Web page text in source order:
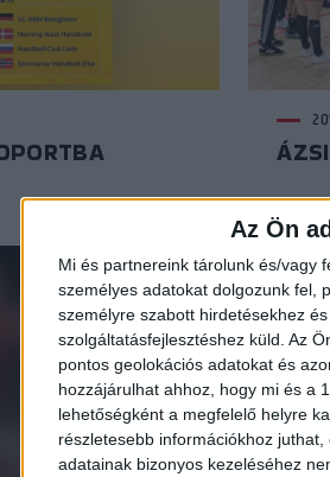
Az Ön
Mi és partnereink tárolunk és/vagy
személyes adatokat dolgozunk fel,
személyre szabott hirdetésekhez
szolgáltatásfejlesztéshez küld. Az
pontos geolokációs adatokat és
hozzájárulhat ahhoz, hogy mi és a
lehetőségként a megfelelő helyre
részletesebb információkhoz
adatainak bizonyos kezeléséhez